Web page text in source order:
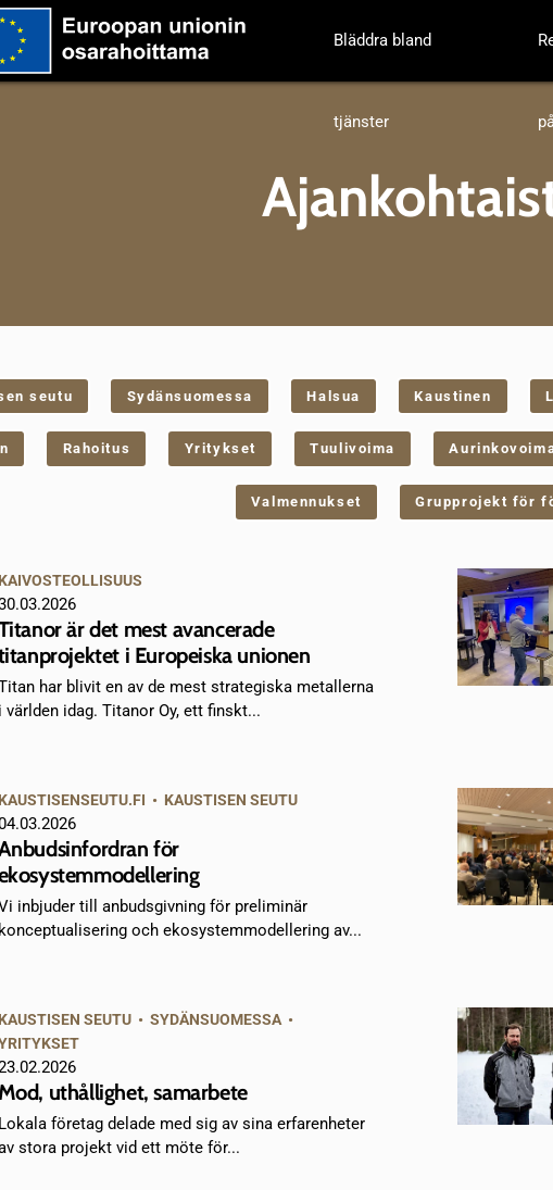
Bläddra bland
tjänster
seutu Sydänsuomessa Halsua Kaustinen
Rahoitus Yritykset Tuulivoima
Valmennukset Grupprojekt för
KAIVOSTEOLLISUUS
är det mest avancerade
i Europeiska unionen
har blivit en av de mest strategiska metallerna
i världen idag. Titanor Oy, ett finskt...
KAUSTISENSEUTU.FI • KAUSTISEN SEUTU
för
inbjuder till anbudsgivning för preliminär
konceptualisering och ekosystemmodellering av...
KAUSTISEN SEUTU• SYDÄNSUOMESSA•
uthållighet, samarbete
företag delade med sig av sina erfarenheter
stora projekt vid ett möte för...